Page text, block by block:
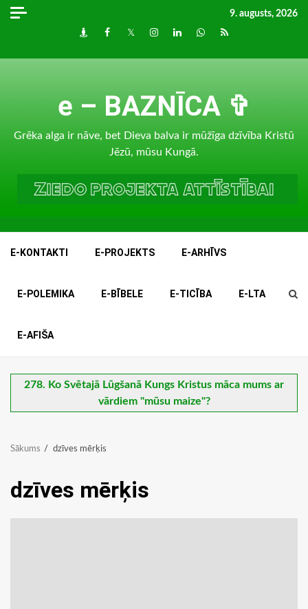
Skip
9. augusts, 2026
DraugiemFacebook
TwitterInstagram
LinkedInwhatsapp
RSS
e – BAZNĪCA ✞
Grēka alga ir nāve, bet Dieva balva ir mūžīga dzīvība Kristū
Jēzū, mūsu Kungā.
E-KONTAKTI E-PROJEKTS E-ARHĪVS
E-POLEMIKA E-BĪBELE E-TICĪBA E-LTA
E-AFIŠA
278. Ko Svētajā Lūgšanā Kungs Kristus māca mums ar
vārdiem "mūsu maize"?
Sākums dzīves mērķis
dzīves mērķis